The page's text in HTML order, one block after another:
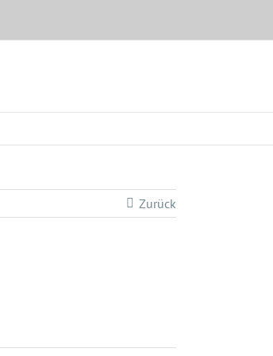
Zurück